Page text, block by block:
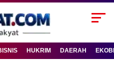
HUKRIM DAERAH